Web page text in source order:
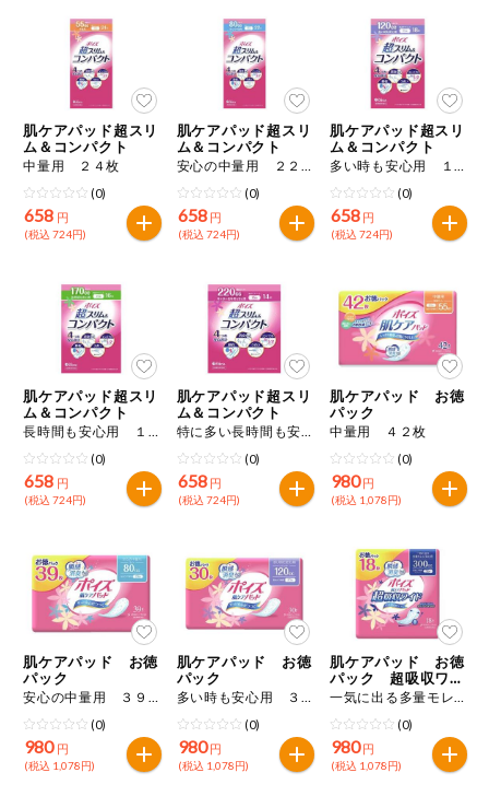
毎週自動お届け商品を修正する
いつでも注文（毎週企画）
専門ショップサイト
コープしがのサービス
コープしがの情報サイト
ご利用ガイド
商品のリクエスト
アプリのダウンロード
PC版サイトを表示
テキスト注文サイトを表示
お問い合わせ
酒・ノンアル
コール
切り花・仏花
ティッシュ・
トイレットペ
ーパー
衛生・生理用
品
洗濯・バス・
トイレ用品
住居・生活用
品
コスメ＆ボデ
ィケア
衣料品
ペット
先着限定企画
キウイフルーツ 牛肉
さけ さば ゼラチン 大豆
鶏肉 バナナ 豚肉
マカダミアナッツ やまいも
アレルゲン情報は、商品企画時の情報のため、ご使用前には
必ず商品パッケージの表示をご確認ください。
特定原材料に準ずるものは、お取引先から情報提供のあった
範囲でのお知らせです。
肌ケアパッド超スリ
ム＆コンパクト
中量用 ２４枚
(0)
658 円
(税込 724円)
肌ケアパッド超スリ
ム＆コンパクト
安心の中量用 ２２枚
(0)
658 円
(税込 724円)
肌ケアパッド超スリ
ム＆コンパクト
多い時も安心用 １８枚
(0)
658 円
(税込 724円)
肌ケアパッド超スリ
ム＆コンパクト
長時間も安心用 １６枚
(0)
658 円
(税込 724円)
肌ケアパッド超スリ
ム＆コンパクト
特に多い長時間も安心用 １４枚
(0)
658 円
(税込 724円)
肌ケアパッド お徳
パック
中量用 ４２枚
(0)
980円
(税込 1,078円)
肌ケアパッド お徳
パック
安心の中量用 ３９枚
(0)
980 円
(税込 1,078円)
肌ケアパッド お徳
パック
多い時も安心用 ３０枚
(0)
980 円
(税込 1,078円)
肌ケアパッド お徳
パック 超吸収ワイ
ド
一気に出る多量モレに安心用 １８枚
(0)
980円
(税込 1,078円)